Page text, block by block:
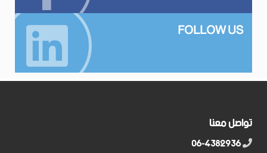
FOLLOW US
تواصل معنا
06-4382936